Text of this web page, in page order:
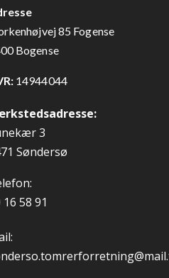
85 Fogense
Bogense
14944044
3
Søndersø
16 58 91